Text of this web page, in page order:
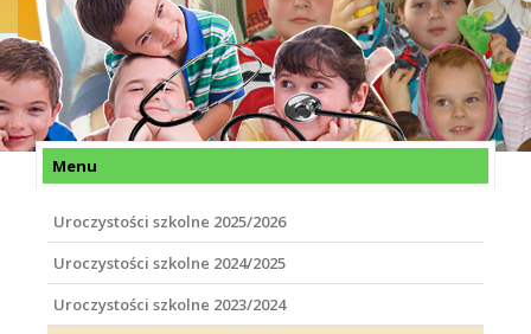
Menu
Uroczystości szkolne 2025/2026
Uroczystości szkolne 2024/2025
Uroczystości szkolne 2023/2024